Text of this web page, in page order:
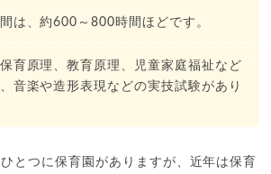
は、約600～800時間ほどです。
育原理、教育原理、児童家庭福祉など
音楽や造形表現などの実技試験があり
とつに保育園がありますが、近年は保育